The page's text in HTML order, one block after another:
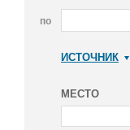
по
ИСТОЧНИК
МЕСТО